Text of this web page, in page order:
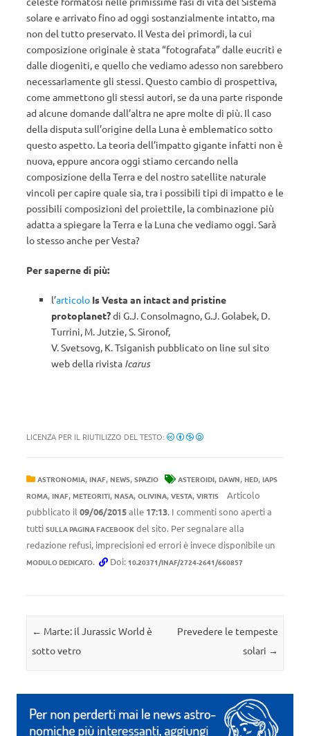
solare e arrivato fino ad oggi sostanzialmente intatto, ma
non del tutto preservato. Il Vesta dei primordi, la cui
composizione originale è stata “fotografata” dalle eucriti e
dalle diogeniti, e quello che vediamo adesso non sarebbero
necessariamente gli stessi. Questo cambio di prospettiva,
come ammettono gli stessi autori, se da una parte risponde
ad alcune domande dall’altra ne apre molte di più. Il caso
della disputa sull’origine della Luna è emblematico sotto
questo aspetto. La teoria dell’impatto gigante infatti non è
nuova, eppure ancora oggi stiamo cercando nella
composizione della Terra e del nostro satellite naturale
vincoli per capire quale sia, tra i possibili tipi di impatto e le
possibili composizioni del proiettile, la combinazione più
adatta a spiegare la Terra e la Luna che vediamo oggi. Sarà
lo stesso anche per Vesta?
Per saperne di più:
l’articolo Is Vesta an intact and pristine
protoplanet?di G.J. Consolmagno, G.J. Golabek, D.
Turrini, M. Jutzie, S. Sironof,
V. Svetsovg, K. Tsiganish pubblicato on line sul sito
web della rivista Icarus
LICENZA PER IL RIUTILIZZO DEL TESTO:
ASTRONOMIA, INAF, NEWS, SPAZIO ASTEROIDI, DAWN, HED, IAPS
ROMA, INAF, METEORITI, NASA, OLIVINA, VESTA, VIRTIS
Articolo
pubblicato il 09/06/2015alle 17:13. I commenti sono aperti a
tutti SULLA PAGINA FACEBOOK del sito. Per segnalare alla
redazione refusi, imprecisioni ed errori è invece disponibile un
MODULO DEDICATO. Doi: 10.20371/INAF/2724-2641/660857
Navigazione articolo
← Marte: il Jurassic World è
sotto vetro
Prevedere le tempeste
solari →